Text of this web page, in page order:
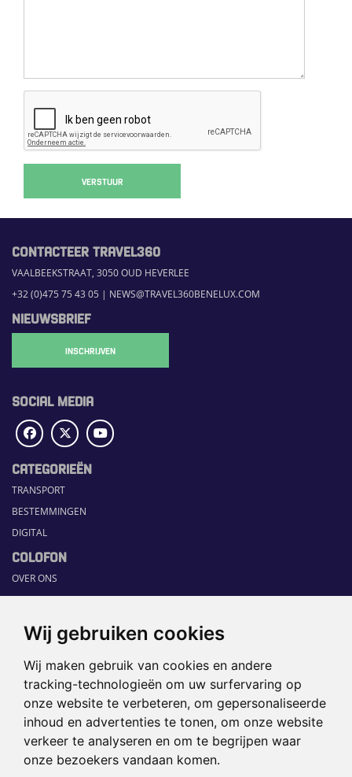
Wij gebruiken cookies
Wij maken gebruik van cookies en andere
tracking-technologieën om uw surfervaring op
onze website te verbeteren, om gepersonaliseerde
inhoud en advertenties te tonen, om onze website
verkeer te analyseren en om te begrijpen waar
onze bezoekers vandaan komen.
VERSTUUR
CONTACTEER TRAVEL360
VAALBEEKSTRAAT, 3050 OUD HEVERLEE
+32 (0)475 75 43 05 | NEWS@TRAVEL360BENELUX.COM
NIEUWSBRIEF
INSCHRIJVEN
SOCIAL MEDIA
CATEGORIEËN
TRANSPORT
BESTEMMINGEN
DIGITAL
COLOFON
OVER ONS
COMMUNICATION PLATFORM
RUBRIEKEN
HOME
SECTORGIDS
JOBS
HAPPENING